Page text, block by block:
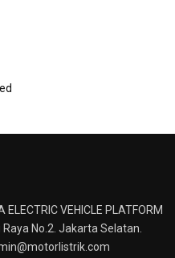
ELECTRIC VEHICLE PLATFORM
Raya No.2. Jakarta Selatan.